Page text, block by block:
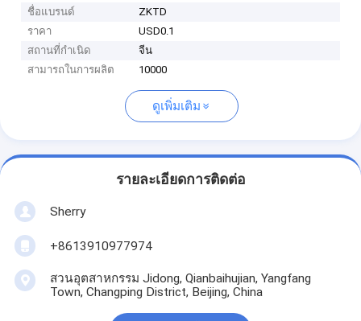
ชื่อแบรนด์
ZKTD
ราคา
USD0.1
สถานที่กำเนิด
จีน
สามารถในการผลิต
10000
ดูเพิ่มเติม
รายละเอียดการติดต่อ
Sherry
+8613910977974
สวนอุตสาหกรรม Jidong, Qianbaihujian, Yangfang
Town, Changping District, Beijing, China